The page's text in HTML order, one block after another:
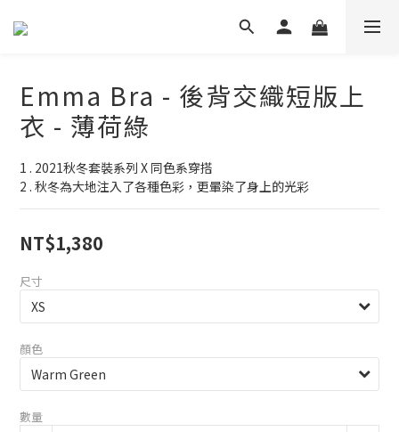
Emma Bra - 後背交織短版上
衣 - 薄荷綠
1 . 2021秋冬套裝系列 X 同色系穿搭
2 . 秋冬為大地注入了各種色彩，更暈染了身上的光彩
NT$1,380
尺寸
顏色
數量